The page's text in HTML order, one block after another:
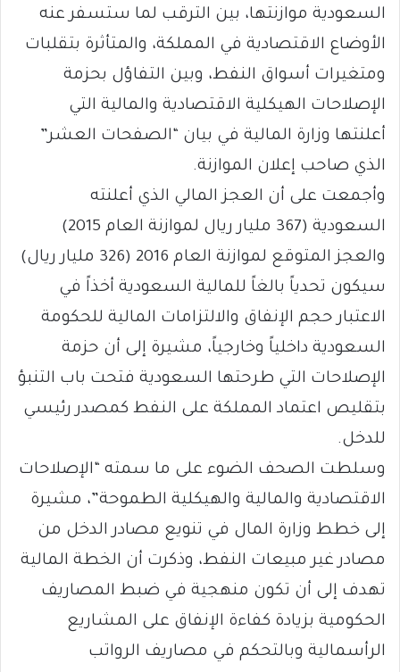
السعودية موازنتها، بين الترقب لما ستسفر عنه
الأوضاع الاقتصادية في المملكة، والمتأثرة بتقلبات
ومتغيرات أسواق النفط، وبين التفاؤل بحزمة
الإصلاحات الهيكلية الاقتصادية والمالية التي
أعلنتها وزارة المالية في بيان “الصفحات العشر”
الذي صاحب إعلان الموازنة.
وأجمعت على أن العجز المالي الذي أعلنته
السعودية (367 مليار ريال لموازنة العام 2015)
والعجز المتوقع لموازنة العام 2016 (326 مليار ريال)
سيكون تحدياً بالغاً للمالية السعودية أخذاً في
الاعتبار حجم الإنفاق والالتزامات المالية للحكومة
السعودية داخلياً وخارجياً، مشيرة إلى أن حزمة
الإصلاحات التي طرحتها السعودية فتحت باب التنبؤ
بتقليص اعتماد المملكة على النفط كمصدر رئيسي
للدخل.
وسلطت الصحف الضوء على ما سمته “الإصلاحات
الاقتصادية والمالية والهيكلية الطموحة”، مشيرة
إلى خطط وزارة المال في تنويع مصادر الدخل من
مصادر غير مبيعات النفط، وذكرت أن الخطة المالية
تهدف إلى أن تكون منهجية في ضبط المصاريف
الحكومية بزيادة كفاءة الإنفاق على المشاريع
الرأسمالية وبالتحكم في مصاريف الرواتب